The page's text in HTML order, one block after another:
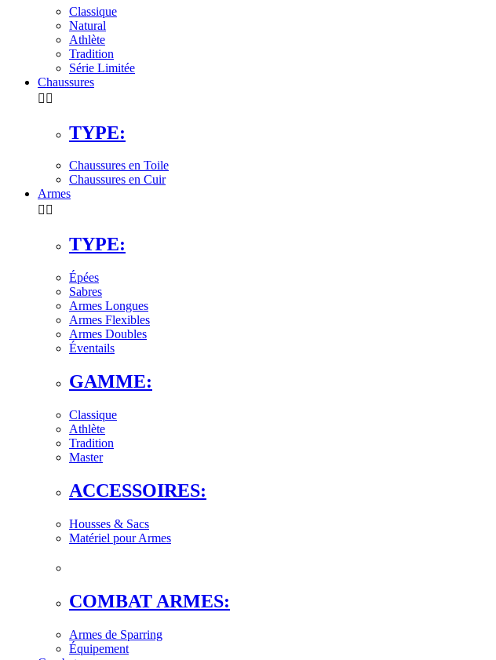
Classique
Natural
Athlète
Tradition
Série Limitée
Chaussures
 
TYPE:
Chaussures en Toile
Chaussures en Cuir
Armes
 
TYPE:
Épées
Sabres
Armes Longues
Armes Flexibles
Armes Doubles
Éventails
GAMME:
Classique
Athlète
Tradition
Master
ACCESSOIRES:
Housses & Sacs
Matériel pour Armes
COMBAT ARMES:
Armes de Sparring
Équipement